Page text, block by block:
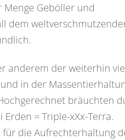
Geböller und
dem
anderem der weiterhin
in der
bräuchten
= Triple-xXx-Terra.
die Aufrechterhaltung